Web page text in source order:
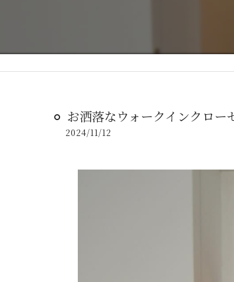
お洒落なウォークインクロー
2024/11/12